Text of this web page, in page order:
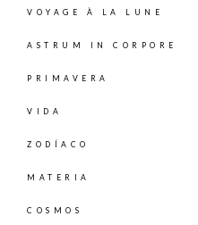
VOYAGE À LA LUNE
ASTRUM IN CORPORE
PRIMAVERA
VIDA
ZODÍACO
MATERIA
COSMOS